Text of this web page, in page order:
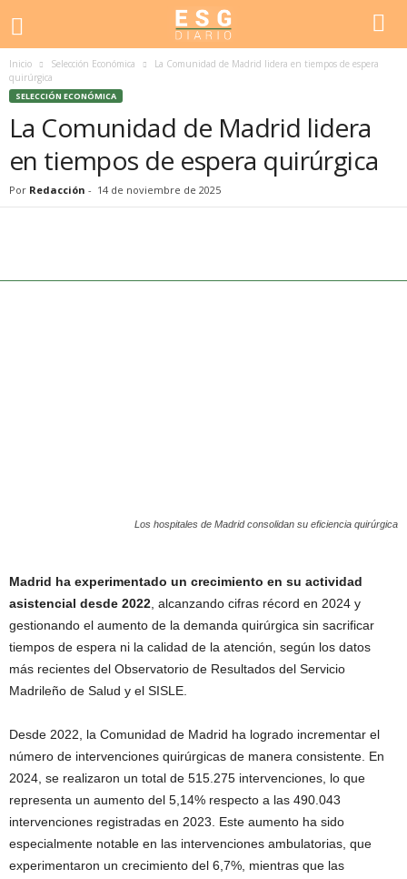
Inicio Selección Económica
La Comunidad de Madrid lidera en tiempos de espera
quirúrgica
SELECCIÓN ECONÓMICA
La Comunidad de Madrid lidera
en tiempos de espera quirúrgica
Por Redacción - 14 de noviembre de 2025
Los hospitales de Madrid consolidan su eficiencia quirúrgica
Madrid ha experimentado un crecimiento en su actividad
asistencial desde 2022, alcanzando cifras récord en 2024 y
gestionando el aumento de la demanda quirúrgica sin sacrificar
tiempos de espera ni la calidad de la atención, según los datos
más recientes del Observatorio de Resultados del Servicio
Madrileño de Salud y el SISLE.
Desde 2022, la Comunidad de Madrid ha logrado incrementar el
número de intervenciones quirúrgicas de manera consistente. En
2024, se realizaron un total de 515.275 intervenciones, lo que
representa un aumento del 5,14% respecto a las 490.043
intervenciones registradas en 2023. Este aumento ha sido
especialmente notable en las intervenciones ambulatorias, que
experimentaron un crecimiento del 6,7%, mientras que las